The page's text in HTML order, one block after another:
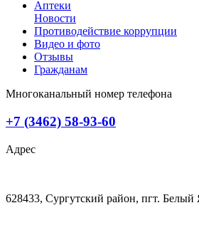
Аптеки
Новости
Противодействие коррупции
Видео и фото
Отзывы
Гражданам
Многоканальный номер телефона
+7 (3462) 58-93-60
Адрес
628433, Сургутский район, пгт. Белый